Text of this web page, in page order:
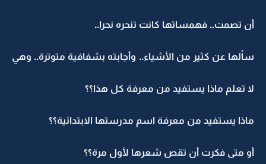
أن تصمت.. فهمساتها كانت تنحره نحرا..
سألها عن كثير من الأشياء.. وأجابته بشفافية متوترة.. وهي
لا تعلم ماذا يستفيد من معرفة كل هذا؟؟
ماذا يستفيد من معرفة اسم مدرستها الابتدائية؟؟
أو متى فكرت أن تقص شعرها لأول مرة؟؟